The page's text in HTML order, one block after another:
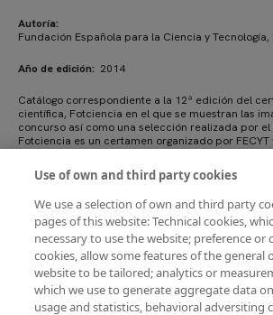
Autoría
Fundación Española para la Ciencia y Tecnología,
Año de edición 2014
Catálogo correspondiente a la 12ª edición del
científica, Fotciencia en el que se muestran las
concurso así como una selección realizada por
Fotciencia es un certamen organizado por FECYT
Fundación Jesús Serra.
Descargar PDF
Use of own and third party cookies
We use a selection of own and third party
pages of this website: Technical cookies,
necessary to use the website; preference or
cookies, allow some features of the general
website to be tailored; analytics or
which we use to generate aggregate data
usage and statistics, behavioral adversiting